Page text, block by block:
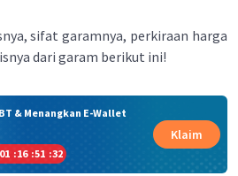
sifat garamnya, perkiraan harga
dari garam berikut ini!
& Menangkan E-Wallet
01 :16 :51 :32
Klaim